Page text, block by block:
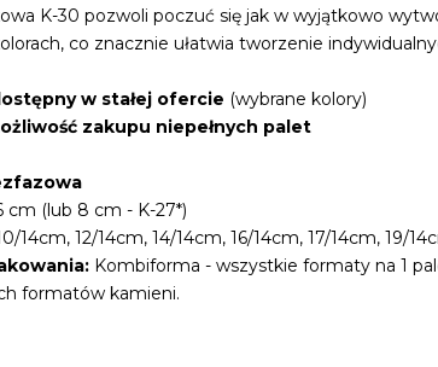
K-30 pozwoli poczuć się jak w wyjątkowo
co znacznie ułatwia tworzenie
w stałej ofercie (wybrane kolory)
zakupu niepełnych palet
cm (lub 8 cm - K-27*)
14cm, 12/14cm, 14/14cm, 16/14cm, 17/14cm, 19/
Kombiforma - wszystkie formaty na 1
formatów kamieni.